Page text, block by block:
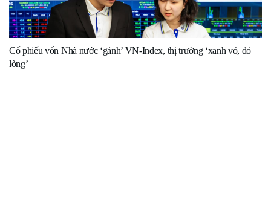
Cổ phiếu vốn Nhà nước ‘gánh’ VN-Index, thị trường ‘xanh vỏ, đỏ
lòng’